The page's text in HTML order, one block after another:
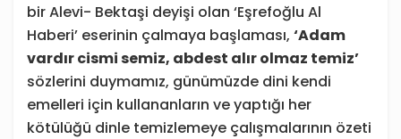
bir Alevi- Bektaşi deyişi olan ‘Eşrefoğlu Al
Haberi’ eserinin çalmaya başlaması, ‘Adam
vardır cismi semiz, abdest alır olmaz temiz’
sözlerini duymamız, günümüzde dini kendi
emelleri için kullananların ve yaptığı her
kötülüğü dinle temizlemeye çalışmalarının özeti